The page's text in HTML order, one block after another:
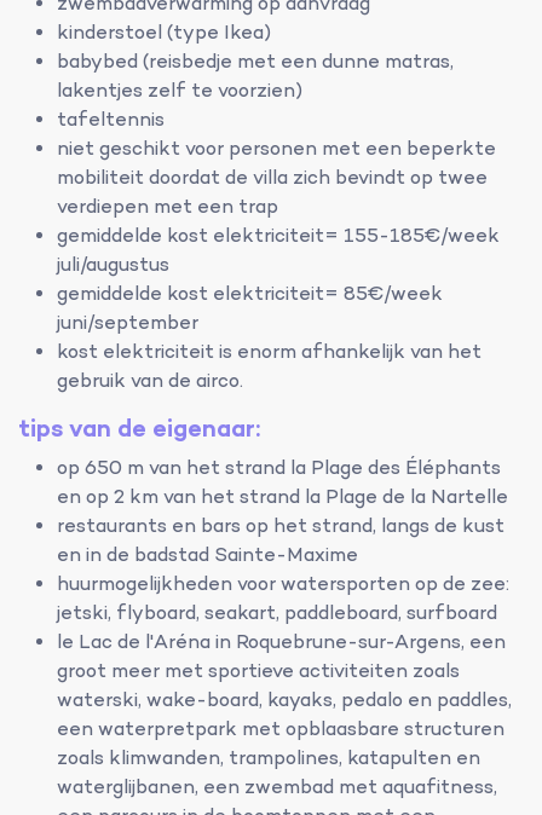
kinderstoel (type Ikea)
babybed (reisbedje met een dunne matras,
lakentjes zelf te voorzien)
tafeltennis
niet geschikt voor personen met een beperkte
mobiliteit doordat de villa zich bevindt op twee
verdiepen met een trap
gemiddelde kost elektriciteit= 155-185€/week
juli/augustus
gemiddelde kost elektriciteit= 85€/week
juni/september
kost elektriciteit is enorm afhankelijk van het
gebruik van de airco.
tips van de eigenaar:
op 650 m van het strand la Plage des Éléphants
en op 2 km van het strand la Plage de la Nartelle
restaurants en bars op het strand, langs de kust
en in de badstad Sainte-Maxime
huurmogelijkheden voor watersporten op de zee:
jetski, flyboard, seakart, paddleboard, surfboard
le Lac de l'Aréna in Roquebrune-sur-Argens, een
groot meer met sportieve activiteiten zoals
waterski, wake-board, kayaks, pedalo en paddles,
een waterpretpark met opblaasbare structuren
zoals klimwanden, trampolines, katapulten en
waterglijbanen, een zwembad met aquafitness,